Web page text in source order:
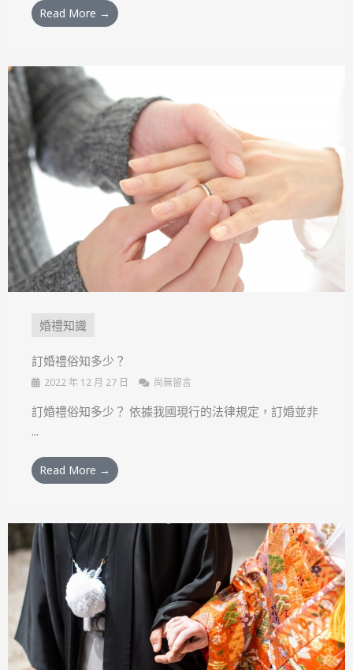
Read More →
婚禮知識
訂婚禮俗知多少？
2022 年 12 月 27 日 尚無留言
訂婚禮俗知多少？ 依據我國現行的法律規定，訂婚並非
...
Read More →